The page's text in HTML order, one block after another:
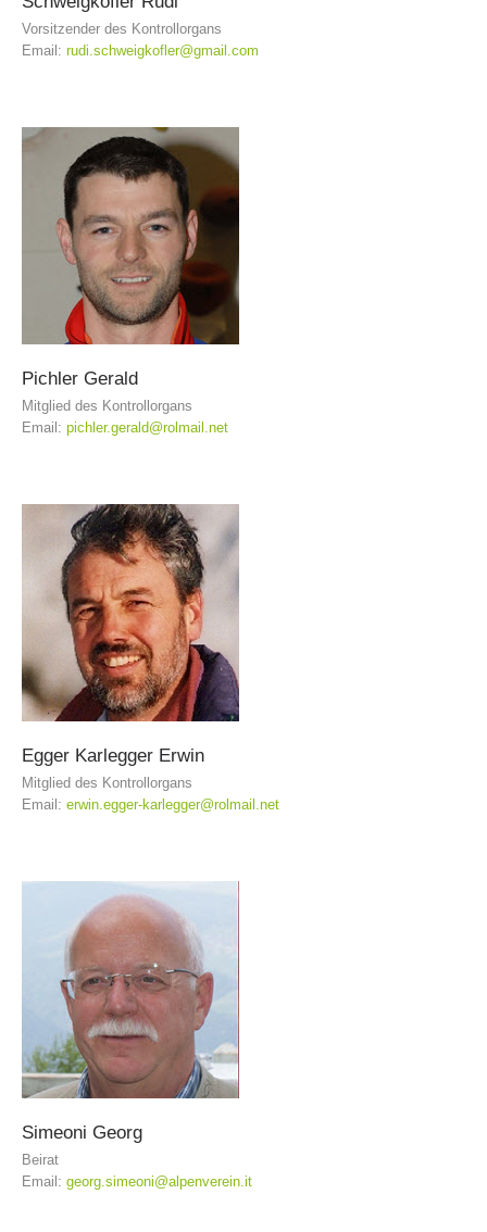
Jahresberichte
DEVENIR MEMBRE
Devenir membre
Vorsitzender des Kontrollorgans
Email: rudi.schweigkofler@gmail.com
Pichler Gerald
Mitglied des Kontrollorgans
Email: pichler.gerald@rolmail.net
Egger Karlegger Erwin
Mitglied des Kontrollorgans
Email: erwin.egger-karlegger@rolmail.net
Simeoni Georg
Beirat
Email: georg.simeoni@alpenverein.it